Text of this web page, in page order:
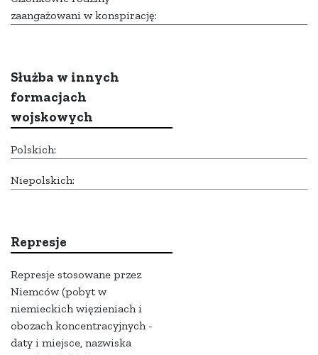
zaangażowani w konspirację:
Służba w innych
formacjach
wojskowych
Polskich:
Niepolskich:
Represje
Represje stosowane przez
Niemców (pobyt w
niemieckich więzieniach i
obozach koncentracyjnych -
daty i miejsce, nazwiska